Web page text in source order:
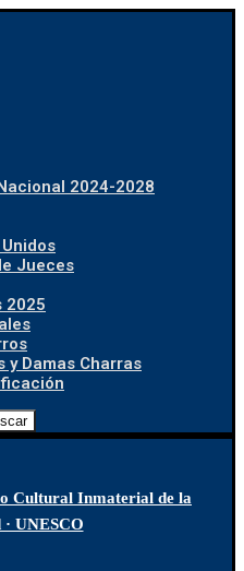
2024-2028
Jueces
2025
y Damas Charras
Cultural Inmaterial de la
UNESCO